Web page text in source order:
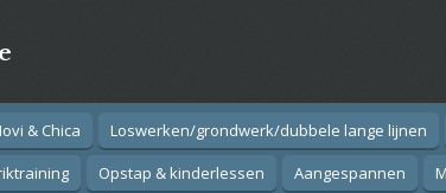
& Chica Loswerken/grondwerk/dubbele lange lijnen
Opstap & kinderlessen Aangespannen